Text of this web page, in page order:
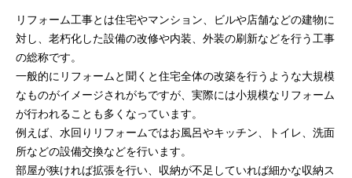
リフォーム工事とは住宅やマンション、ビルや店舗などの建物に
対し、老朽化した設備の改修や内装、外装の刷新などを行う工事
の総称です。
一般的にリフォームと聞くと住宅全体の改築を行うような大規模
なものがイメージされがちですが、実際には小規模なリフォーム
が行われることも多くなっています。
例えば、水回りリフォームではお風呂やキッチン、トイレ、洗面
所などの設備交換などを行います。
部屋が狭ければ拡張を行い、収納が不足していれば細かな収納ス